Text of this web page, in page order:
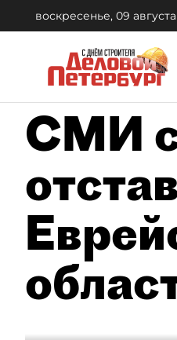
воскресенье, 09
СМИ